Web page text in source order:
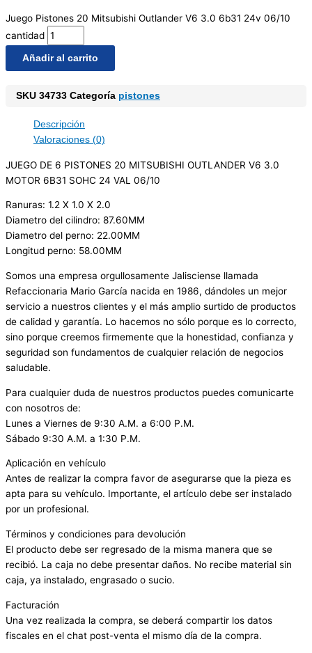
Juego Pistones 20 Mitsubishi Outlander V6 3.0 6b31 24v 06/10
cantidad
Añadir al carrito
SKU 34733 Categoría pistones
Descripción
Valoraciones (0)
JUEGO DE 6 PISTONES 20 MITSUBISHI OUTLANDER V6 3.0
MOTOR 6B31 SOHC 24 VAL 06/10
Ranuras: 1.2 X 1.0 X 2.0
Diametro del cilindro: 87.60MM
Diametro del perno: 22.00MM
Longitud perno: 58.00MM
Somos una empresa orgullosamente Jalisciense llamada
Refaccionaria Mario García nacida en 1986, dándoles un mejor
servicio a nuestros clientes y el más amplio surtido de productos
de calidad y garantía. Lo hacemos no sólo porque es lo correcto,
sino porque creemos firmemente que la honestidad, confianza y
seguridad son fundamentos de cualquier relación de negocios
saludable.
Para cualquier duda de nuestros productos puedes comunicarte
con nosotros de:
Lunes a Viernes de 9:30 A.M. a 6:00 P.M.
Sábado 9:30 A.M. a 1:30 P.M.
Aplicación en vehículo
Antes de realizar la compra favor de asegurarse que la pieza es
apta para su vehículo. Importante, el artículo debe ser instalado
por un profesional.
Términos y condiciones para devolución
El producto debe ser regresado de la misma manera que se
recibió. La caja no debe presentar daños. No recibe material sin
caja, ya instalado, engrasado o sucio.
Facturación
Una vez realizada la compra, se deberá compartir los datos
fiscales en el chat post-venta el mismo día de la compra.